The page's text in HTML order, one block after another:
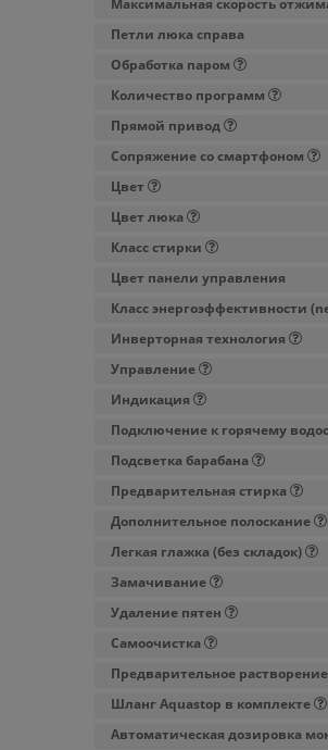
Максимальная скорость
Петли люка справа
Обработка паром
Количество программ
Прямой привод
Сопряжение со смартфоном
Цвет
Цвет люка
Класс стирки
Цвет панели управления
Класс энергоэффективности
Инверторная технология
Управление
Индикация
Подключение к горячему
Подсветка барабана
Предварительная стирка
Дополнительное полоскание
Легкая глажка (без складок)
Замачивание
Удаление пятен
Самоочистка
Предварительное
Шланг Aquastop в комплекте
Автоматическая дозировка